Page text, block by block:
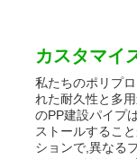
カスタマイ
私たちのポリプ
れた耐久性と多
のPP建設パイプ
ストールするこ
ションで,異なる